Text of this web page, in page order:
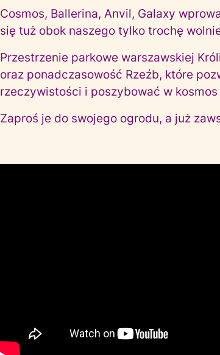
Cosmos, Ballerina, Anvil, Galaxy
się tuż obok naszego tylko trochę
Przestrzenie parkowe warszawskiej
oraz ponadczasowość Rzeźb, które
rzeczywistości i poszybować w
Zaproś je do swojego ogrodu, a już